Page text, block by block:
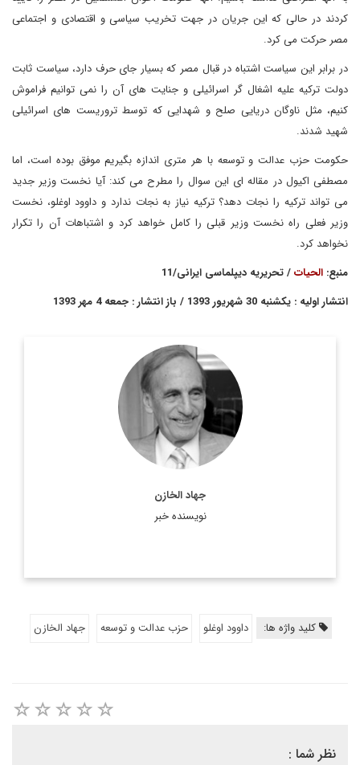
کردند در حالی که این جریان در جهت تخریب سیاسی و اقتصادی و اجتماعی
مصر حرکت می کرد.
در برابر این سیاست اشتباه در قبال مصر که بسیار جای حرف دارد، سیاست ثابت
دولت ترکیه علیه اشغال گر اسرائیلی و جنایت های آن را نمی توانیم فراموش
کنیم، مثل ناوگان دریایی صلح و شهدایی که توسط تروریست های اسرائیلی
شهید شدند.
حکومت حزب عدالت و توسعه با هر متری اندازه بگیریم موفق بوده است، اما
مصطفی اکیول در مقاله ای این سوال را مطرح می کند: آیا نخست وزیر جدید
می تواند ترکیه را نجات دهد؟ ترکیه نیاز به نجات ندارد و داوود اوغلو، نخست
وزیر فعلی راه نخست وزیر قبلی را کامل خواهد کرد و اشتباهات آن را تکرار
نخواهد کرد.
منبع: الحیات/ تحریریه دیپلماسی ایرانی/11
انتشار اولیه : یکشنبه 30 شهریور 1393 / باز انتشار : جمعه 4 مهر 1393
جهاد الخازن
نویسنده خبر
جهاد الخازن، روزنامه نگار مشهور فلسطینی است که مقالاتش بارها
جنجال برانگیز شده اند تا آن جا که معمر قذافی، رهبر سابق لیبی
یک بار تلاش کرد او را ...
اطلاعات بیشتر
کلید واژه ها: داوود اوغلو حزب عدالت و توسعه جهاد الخازن
نظر شما :